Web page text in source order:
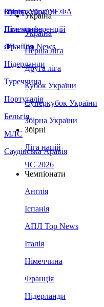
Збірна України
Італія
Німеччина
Франція
Нідерланди
Туреччина
Португалія
Бельгія
МЛС
Саудівська Аравія
Суперкубок УЄФА
Ліга конференцій
ЛЧ - Top News
Україна
Україна
Перша ліга
Друга ліга
Кубок України
Суперкубок України
Збірна України
Збірні
Ліга націй
ЧС 2026
Чемпіонати
Англія
Іспанія
АПЛ Top News
Італія
Німеччина
Франція
Нідерланди